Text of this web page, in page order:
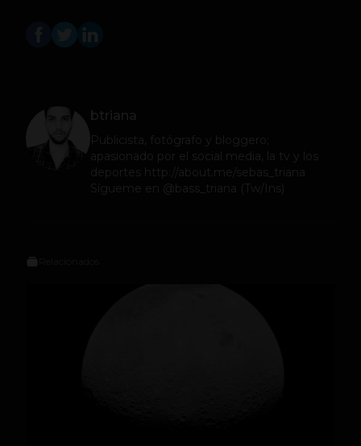
btriana
Publicista, fotógrafo y bloggero;
apasionado por el social media, la tv y los
deportes http://about.me/sebas_triana
Sígueme en @bass_triana (Tw/Ins)